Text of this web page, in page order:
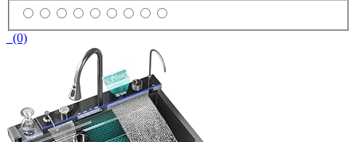
(0)